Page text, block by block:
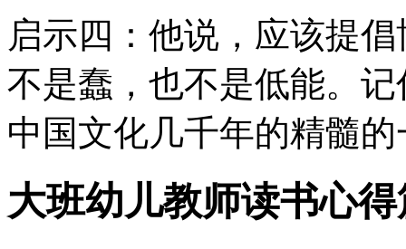
启示四：他说，应该提
不是蠢，也不是低能。
中国文化几千年的精髓
大班幼儿教师读书心得